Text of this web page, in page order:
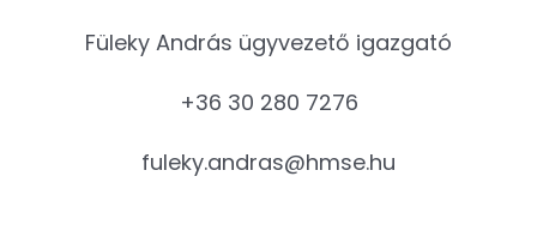
Füleky András ügyvezető igazgató
+36 30 280 7276
fuleky.andras@hmse.hu